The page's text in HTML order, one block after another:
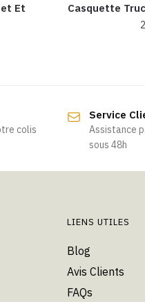
Et
Casquette
colis
Service
Assistance
sous 48h
LIENS UTILES
Blog
Avis Clients
FAQs